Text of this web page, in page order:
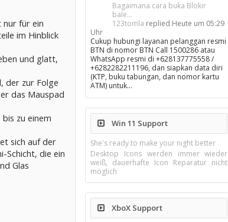
nur für ein
im Hinblick
und glatt,
der zur Folge
das Mauspad
zu einem
sich auf der
Schicht, die ein
Glas
Bagaimana cara buka Blokir
bale...
123tomla replied Heute um 05:29
Uhr
Cukup hubungi layanan pelanggan resmi
BTN di nomor BTN Call 1500286 atau
WhatsApp resmi di +628137775558 /
+6282282211196, dan siapkan data diri
(KTP, buku tabungan, dan nomor kartu
ATM) untuk…
Win 11 Support
She's ready to make your night better
Desktop Icons werden immer wieder
weiß, dauerhafte Icon Reparatur nicht
möglich
XboX Support